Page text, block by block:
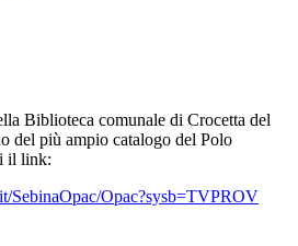
Biblioteca comunale di Crocetta del
del più ampio catalogo del Polo
il link:
SebinaOpac/Opac?sysb=TVPROV